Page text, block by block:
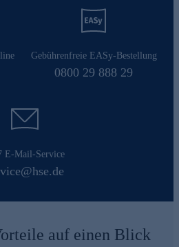
Gebührenfreie EASy-Bestellung
0800 29 888 29
E-Mail-Service
auf einen Blick